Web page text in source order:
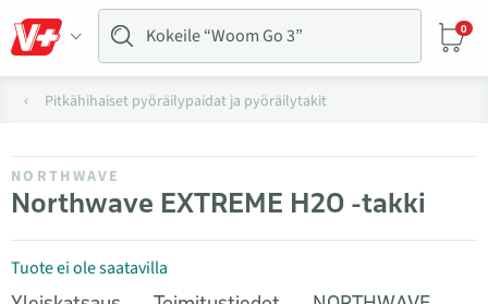
0
Pitkähihaiset pyöräilypaidat ja pyöräilytakit
NORTHWAVE
Northwave EXTREME H2O -takki
Tuote ei ole saatavilla